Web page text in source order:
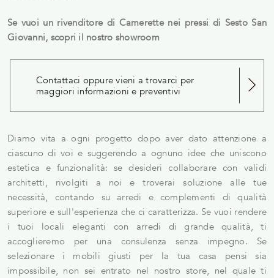
Se vuoi un rivenditore di Camerette nei pressi di Sesto San
Giovanni, scopri il nostro showroom
Contattaci oppure vieni a trovarci per
maggiori informazioni e preventivi
Diamo vita a ogni progetto dopo aver dato attenzione a
ciascuno di voi e suggerendo a ognuno idee che uniscono
estetica e funzionalità: se desideri collaborare con validi
architetti, rivolgiti a noi e troverai soluzione alle tue
necessità, contando su arredi e complementi di qualità
superiore e sull'esperienza che ci caratterizza. Se vuoi rendere
i tuoi locali eleganti con arredi di grande qualità, ti
accoglieremo per una consulenza senza impegno. Se
selezionare i mobili giusti per la tua casa pensi sia
impossibile, non sei entrato nel nostro store, nel quale ti